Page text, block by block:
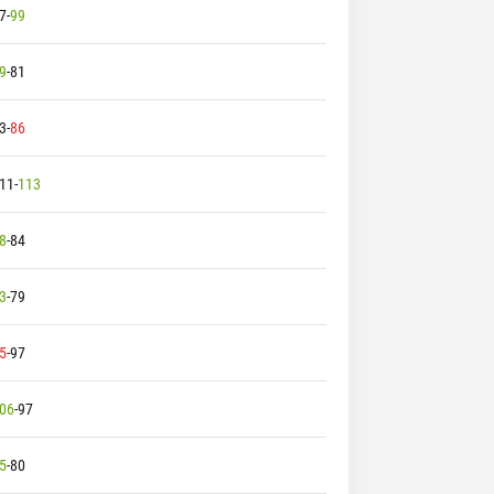
-99
-81
-86
-113
-84
-79
-97
-97
-80